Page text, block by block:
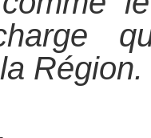
Région.